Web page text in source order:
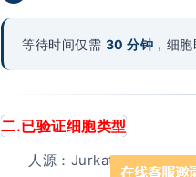
等待时间仅需 30 分钟 ，细
二.已验证细胞类型
人源：Jurkat、K562、